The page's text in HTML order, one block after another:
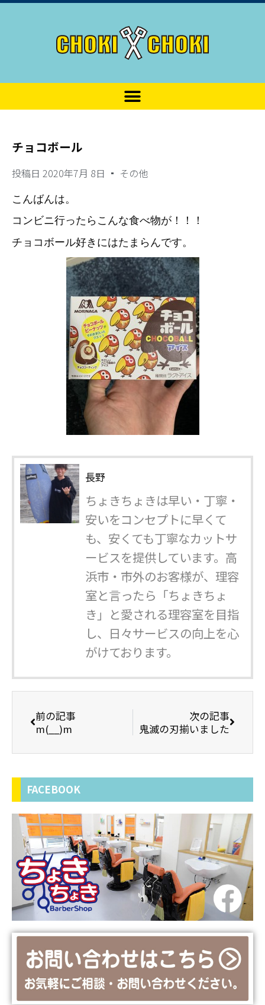
チョコボール
投稿日 2020年7月 8日 その他
こんばんは。
コンビニ行ったらこんな食べ物が！！！
チョコボール好きにはたまらんです。
長野
ちょきちょきは早い・丁寧・
安いをコンセプトに早くて
も、安くても丁寧なカットサ
ービスを提供しています。高
浜市・市外のお客様が、理容
室と言ったら「ちょきちょ
き」と愛される理容室を目指
し、日々サービスの向上を心
がけております。
前の記事
m(__)m
次の記事
鬼滅の刃揃いました
FACEBOOK